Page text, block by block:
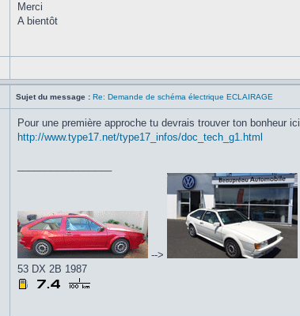
Merci
A bientôt
Sujet du message : Re: Demande de schéma électrique ECLAIRAGE
Pour une première approche tu devrais trouver ton bonheur ici
http://www.type17.net/type17_infos/doc_tech_g1.html
-->
53 DX 2B 1987